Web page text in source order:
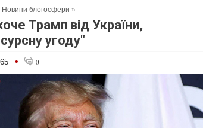
Новини блогосфери »
Трамп від України,
угоду"
• 0